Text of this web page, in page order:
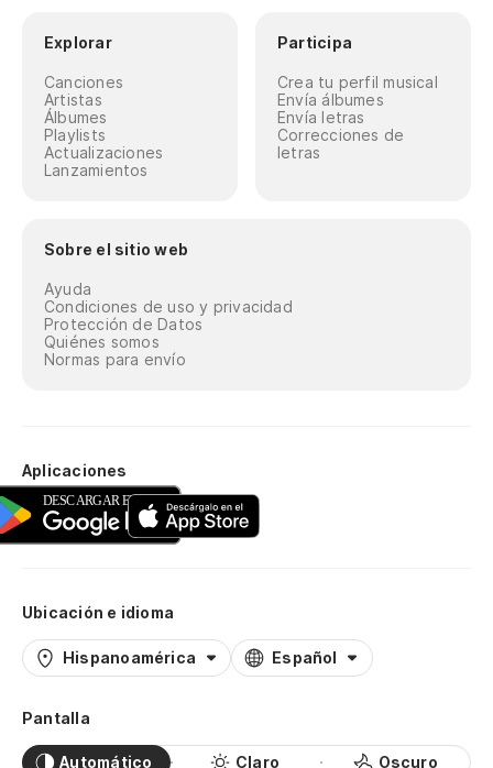
Explorar
Canciones
Artistas
Álbumes
Playlists
Actualizaciones
Lanzamientos
Participa
Crea tu perfil musical
Envía álbumes
Envía letras
Correcciones de
letras
Sobre el sitio web
Ayuda
Condiciones de uso y privacidad
Protección de Datos
Quiénes somos
Normas para envío
Aplicaciones
Ubicación e idioma
Hispanoamérica Español
Pantalla
Automático Claro Oscuro